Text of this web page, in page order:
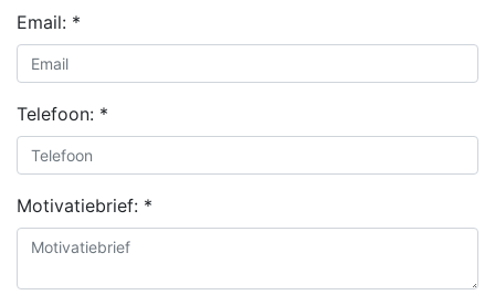
Email: *
Telefoon: *
Motivatiebrief: *